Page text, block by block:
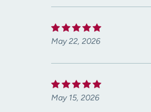
May 22, 2026
May 15, 2026